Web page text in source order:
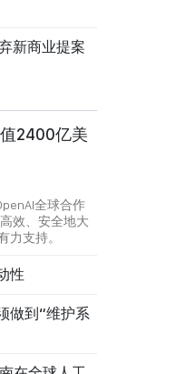
新商业提案
2400亿美
全球合作
效、安全地大
力支持。
性
做到“维护系